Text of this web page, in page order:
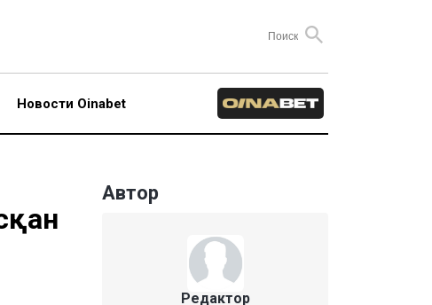
Новости Oinabet
Автор
Редактор